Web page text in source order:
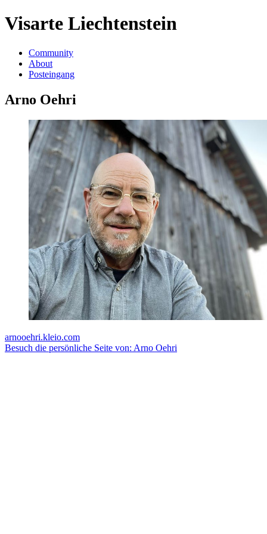
Visarte Liechtenstein
Community
About
Posteingang
Arno Oehri
arnooehri.kleio.com
Besuch die persönliche Seite von: Arno Oehri